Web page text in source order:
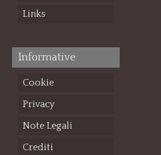
Links
Informative
Cookie
Privacy
Note Legali
Crediti